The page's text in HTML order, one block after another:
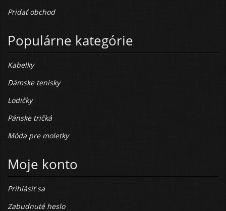
Pridať obchod
Populárne kategórie
Kabelky
Dámske tenisky
Lodičky
Pánske tričká
Móda pre moletky
Moje konto
Prihlásiť sa
Zabudnuté heslo